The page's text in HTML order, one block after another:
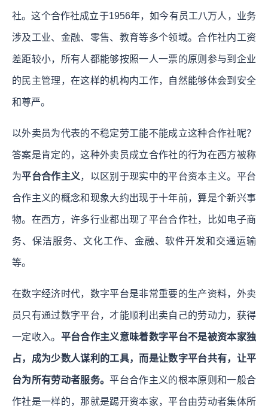
社。这个合作社成立于1956年，如今有员工八万人，业务
涉及工业、金融、零售、教育等多个领域。合作社内工资
差距较小，所有人都能够按照一人一票的原则参与到企业
的民主管理，在这样的机构内工作，自然能够体会到安全
和尊严。
以外卖员为代表的不稳定劳工能不能成立这种合作社呢？
答案是肯定的，这种外卖员成立合作社的行为在西方被称
为平台合作主义，以区别于现实中的平台资本主义。平台
合作主义的概念和现象大约出现于十年前，算是个新兴事
物。在西方，许多行业都出现了平台合作社，比如电子商
务、保洁服务、文化工作、金融、软件开发和交通运输
等。
在数字经济时代，数字平台是非常重要的生产资料，外卖
员只有通过数字平台，才能顺利出卖自己的劳动力，获得
一定收入。 平台合作主义意味着数字平台不是被资本家独
占，成为少数人谋利的工具，而是让数字平台共有，让平
台为所有劳动者服务。平台合作主义的根本原则和一般合
作社是一样的，那就是踢开资本家，平台由劳动者集体所